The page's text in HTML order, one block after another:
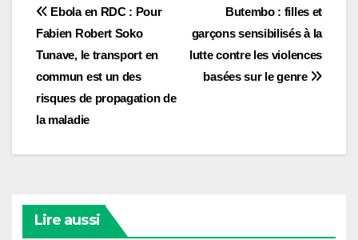
Navigation
de
l’article
Butembo : filles et
garçons sensibilisés à la
lutte contre les violences
basées sur le genre
Ebola en RDC : Pour
Fabien Robert Soko
Tunave, le transport en
commun est un des
risques de propagation de
la maladie
Lire aussi